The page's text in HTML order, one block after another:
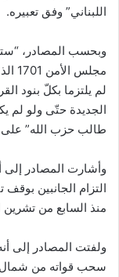
اللبناني” وفق تعبيره.
وبحسب المصادر،
الجديدة حتّى ولو لم
طالب حزب الله”
وأشارت المصادر إلى
التزام الجانبين
منذ السابع من تشرين
ولفتت المصادر إلى